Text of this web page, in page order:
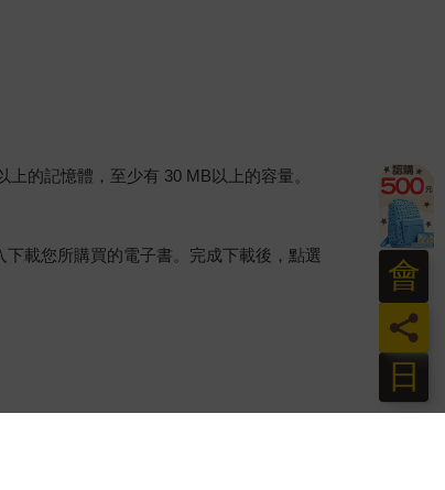
的記憶體，至少有 30 MB以上的容量。
載您所購買的電子書。完成下載後，點選
日
員
會